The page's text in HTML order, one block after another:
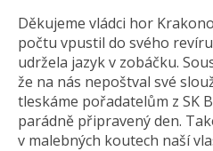
Děkujeme vládci hor
počtu vpustil do svého
udržela jazyk v zobáčku.
že na nás nepoštval své
tleskáme pořadatelům z SK
parádně připravený den.
v malebných koutech naší